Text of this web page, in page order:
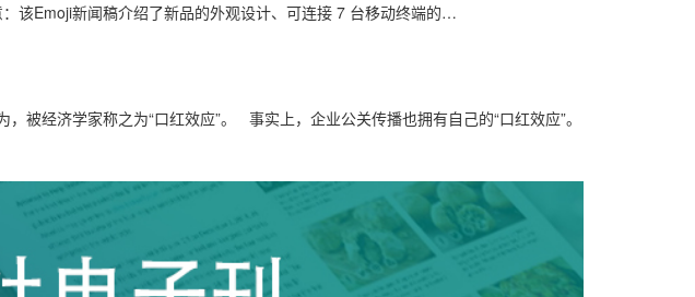
该Emoji新闻稿介绍了新品的外观设计、可连接 7 台移动终端的…
被经济学家称之为“口红效应”。 事实上，企业公关传播也拥有自己的“口红效应”。